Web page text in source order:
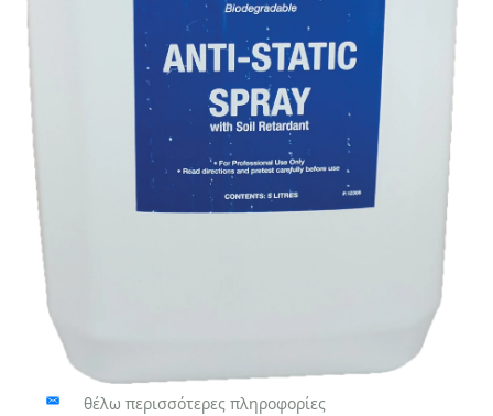
θέλω περισσότερες πληροφορίες